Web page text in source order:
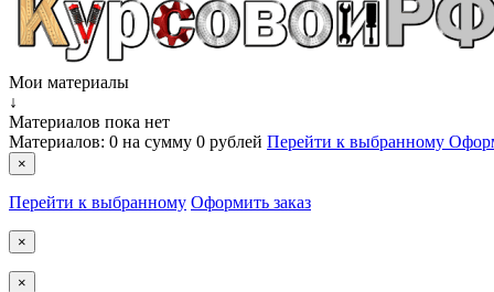
Мои материалы
↓
Материалов пока нет
Материалов: 0 на сумму 0 рублей Перейти к выбранному
×
Перейти к выбранному Оформить заказ
×
×